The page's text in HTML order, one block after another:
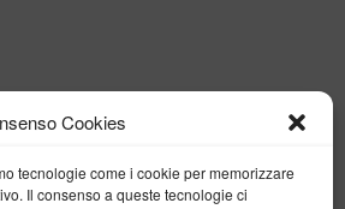
Cookies
tecnologie come i cookie per memorizzare
Il consenso a queste tecnologie ci